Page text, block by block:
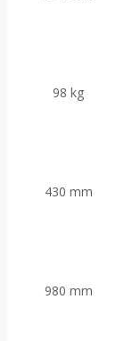
98 kg
430 mm
980 mm